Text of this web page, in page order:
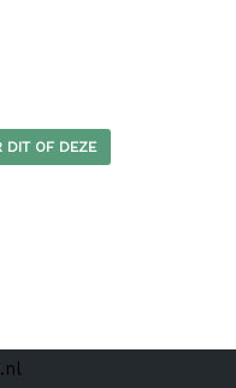
DIT OF DEZE